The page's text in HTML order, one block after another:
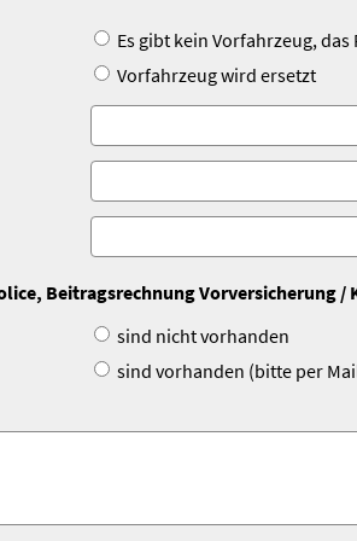
Es gibt kein Vorfahrzeug,
Vorfahrzeug wird ersetzt
Beitragsrechnung Vorversicherung /
sind nicht vorhanden
sind vorhanden (bitte per